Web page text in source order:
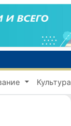
Культура